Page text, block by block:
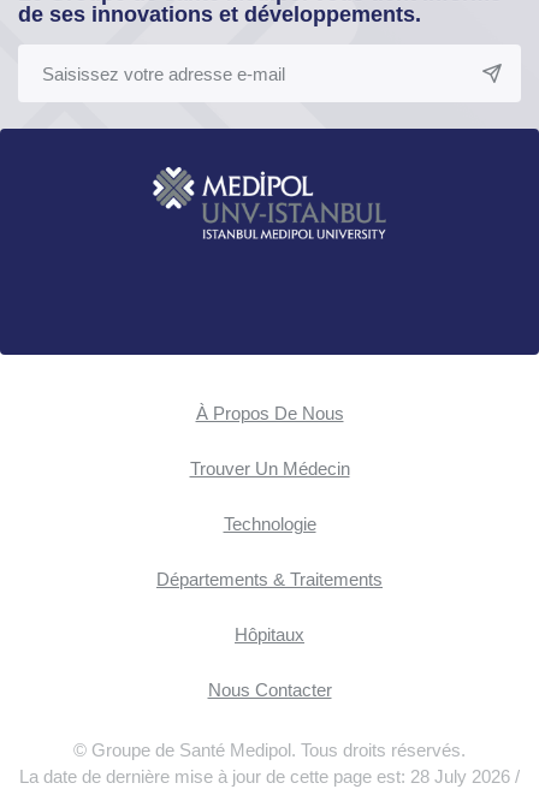
de ses innovations et développements.
À Propos De Nous
Trouver Un Médecin
Technologie
Départements & Traitements
Hôpitaux
Nous Contacter
© Groupe de Santé Medipol. Tous droits réservés.
La date de dernière mise à jour de cette page est: 28 July 2026 /